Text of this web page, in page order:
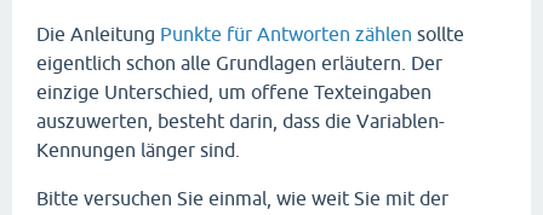
Die Anleitung Punkte für Antworten zählen sollte
eigentlich schon alle Grundlagen erläutern. Der
einzige Unterschied, um offene Texteingaben
auszuwerten, besteht darin, dass die Variablen-
Kennungen länger sind.
Bitte versuchen Sie einmal, wie weit Sie mit der